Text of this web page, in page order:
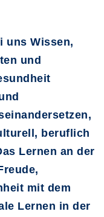
uns Wissen,
und
beruflich
Lernen an der
mit dem
Lernen in der